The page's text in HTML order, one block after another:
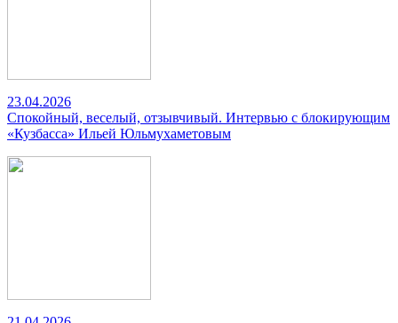
23.04.2026
Спокойный, веселый, отзывчивый. Интервью с блокирующим
«Кузбасса» Ильей Юльмухаметовым